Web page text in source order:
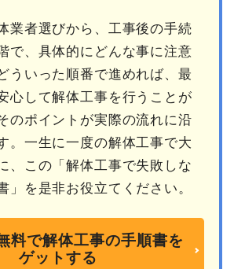
業者選びから、工事後の手続
で、具体的にどんな事に注意
ういった順番で進めれば、最
心して解体工事を行うことが
のポイントが実際の流れに沿
。一生に一度の解体工事で大
、この「解体工事で失敗しな
」を是非お役立てください。
料で解体工事の手順書を
ゲットする